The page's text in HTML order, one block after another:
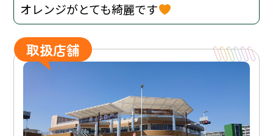
オレンジがとても綺麗です
取扱店舗